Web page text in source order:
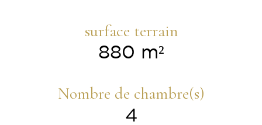
surface terrain
880 m²
Nombre de chambre(s)
4